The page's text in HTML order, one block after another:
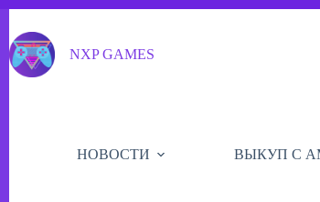
сути
NXP GAMES
НОВОСТИ ВЫКУП С